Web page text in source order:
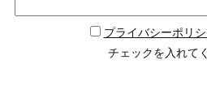
プライバシーポリ
チェックを入れて